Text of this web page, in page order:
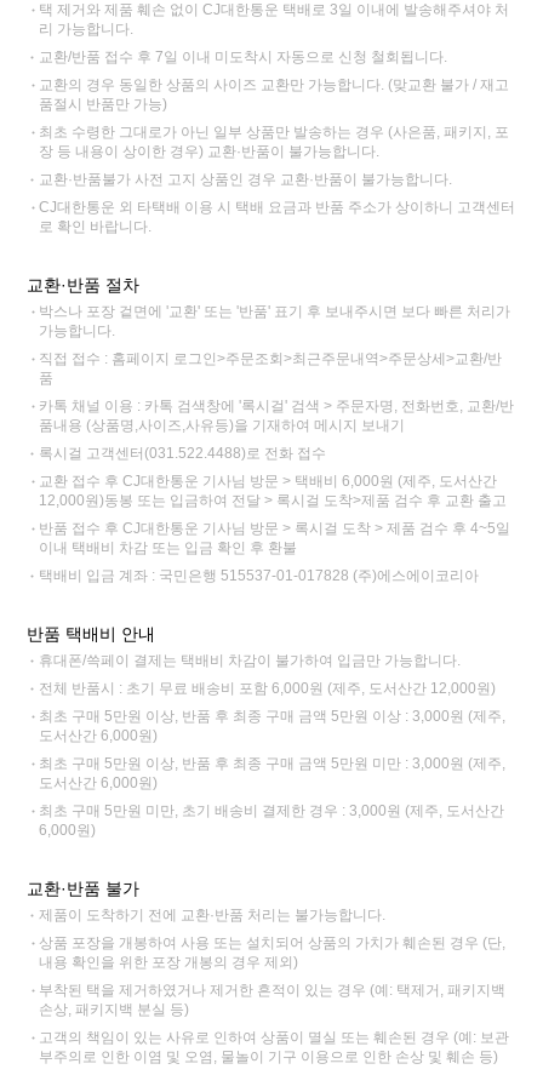
택 제거와 제품 훼손 없이 CJ대한통운 택배로 3일 이내에 발송해주셔야 처
리 가능합니다.
교환/반품 접수 후 7일 이내 미도착시 자동으로 신청 철회됩니다.
교환의 경우 동일한 상품의 사이즈 교환만 가능합니다. (맞교환 불가 / 재고
품절시 반품만 가능)
최초 수령한 그대로가 아닌 일부 상품만 발송하는 경우 (사은품, 패키지, 포
장 등 내용이 상이한 경우) 교환·반품이 불가능합니다.
교환·반품불가 사전 고지 상품인 경우 교환·반품이 불가능합니다.
CJ대한통운 외 타택배 이용 시 택배 요금과 반품 주소가 상이하니 고객센터
로 확인 바랍니다.
교환·반품 절차
박스나 포장 겉면에 '교환' 또는 '반품' 표기 후 보내주시면 보다 빠른 처리가
가능합니다.
직접 접수 : 홈페이지 로그인>주문조회>최근주문내역>주문상세>교환/반
품
카톡 채널 이용 : 카톡 검색창에 '록시걸' 검색 > 주문자명, 전화번호, 교환/반
품내용 (상품명,사이즈,사유등)을 기재하여 메시지 보내기
록시걸 고객센터(031.522.4488)로 전화 접수
교환 접수 후 CJ대한통운 기사님 방문 > 택배비 6,000원 (제주, 도서산간
12,000원)동봉 또는 입금하여 전달 > 록시걸 도착>제품 검수 후 교환 출고
반품 접수 후 CJ대한통운 기사님 방문 > 록시걸 도착 > 제품 검수 후 4~5일
이내 택배비 차감 또는 입금 확인 후 환불
택배비 입금 계좌 : 국민은행 515537-01-017828 (주)에스에이코리아
반품 택배비 안내
휴대폰/쓱페이 결제는 택배비 차감이 불가하여 입금만 가능합니다.
전체 반품시 : 초기 무료 배송비 포함 6,000원 (제주, 도서산간 12,000원)
최초 구매 5만원 이상, 반품 후 최종 구매 금액 5만원 이상 : 3,000원 (제주,
도서산간 6,000원)
최초 구매 5만원 이상, 반품 후 최종 구매 금액 5만원 미만 : 3,000원 (제주,
도서산간 6,000원)
최초 구매 5만원 미만, 초기 배송비 결제한 경우 : 3,000원 (제주, 도서산간
6,000원)
교환·반품 불가
제품이 도착하기 전에 교환·반품 처리는 불가능합니다.
상품 포장을 개봉하여 사용 또는 설치되어 상품의 가치가 훼손된 경우 (단,
내용 확인을 위한 포장 개봉의 경우 제외)
부착된 택을 제거하였거나 제거한 흔적이 있는 경우 (예: 택제거, 패키지백
손상, 패키지백 분실 등)
고객의 책임이 있는 사유로 인하여 상품이 멸실 또는 훼손된 경우 (예: 보관
부주의로 인한 이염 및 오염, 물놀이 기구 이용으로 인한 손상 및 훼손 등)